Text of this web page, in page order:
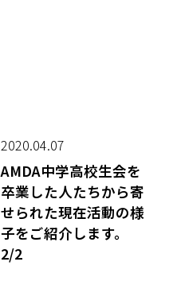
2020.04.07
AMDA中学高校生会を
卒業した人たちから寄
せられた現在活動の様
子をご紹介します。
2/2